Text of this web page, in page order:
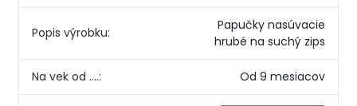
Popis výrobku:
Papučky nasúvacie
hrubé na suchý zips
Na vek od ....: Od 9 mesiacov